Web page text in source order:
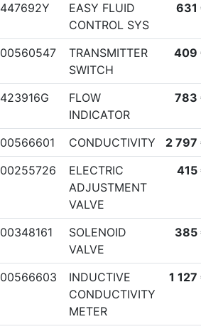
447692Y
EASY FLUID
CONTROL SYS
631
00560547
TRANSMITTER
SWITCH
409
423916G
FLOW
INDICATOR
783
00566601 CONDUCTIVITY
2 797
00255726
ELECTRIC
ADJUSTMENT
VALVE
415
00348161
SOLENOID
VALVE
385
00566603
INDUCTIVE
CONDUCTIVITY
METER
1 127